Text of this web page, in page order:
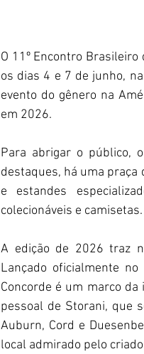
O 11º Encontro
os dias 4 e 7 de junho,
evento do gênero na
em 2026.
Para abrigar o público,
destaques, há uma praça
e estandes
colecionáveis e camisetas.
A edição de 2026 traz
Lançado oficialmente
Concorde é um marco
pessoal de Storani, que
Auburn, Cord e
local admirado pelo